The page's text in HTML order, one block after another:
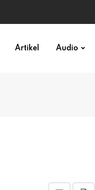
Artikel Audio